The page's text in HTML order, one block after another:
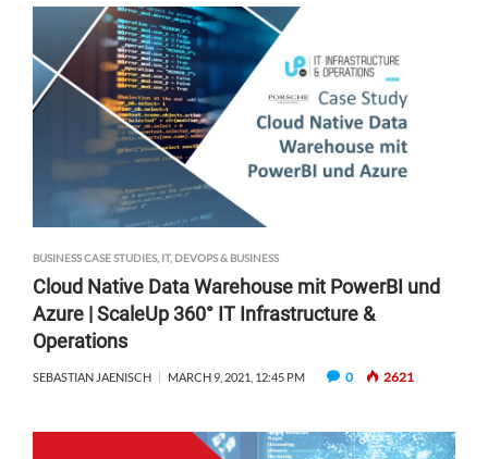
BUSINESS CASE STUDIES, IT, DEVOPS & BUSINESS
Cloud Native Data Warehouse mit PowerBI und
Azure | ScaleUp 360° IT Infrastructure &
Operations
SEBASTIAN JAENISCH MARCH 9, 2021, 12:45 PM 0 2621